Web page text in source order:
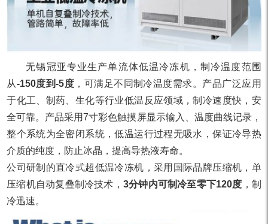
无锡冠亚专业生产单流体低温冷冻机，制冷温度范围
从-150度到-5度 ，可满足不同制冷温度需求。产品广泛应用
于化工、制药、生化等行业低温反应领域，制冷速度快，安
全可靠。产品采用7寸彩色触摸屏显示输入、温度曲线记录，
整个系统为全密闭系统，低温运行过程无吸水，保证冷导热
介质的纯度，防止冰晶，提高导热液寿命。
公司研制的直冷式超低温冷冻机，采用国际品牌压缩机，单
压缩机自动复叠制冷技术， 3分钟内可制冷至零下120度 ，制
冷迅速。